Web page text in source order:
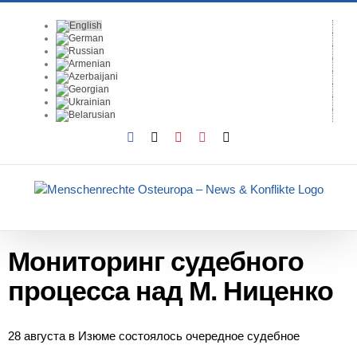
Facebook YouTubeInstagram
Мониторинг судебного
процесса над М. Ниценко
28 августа в Изюме состоялось очередное судебное